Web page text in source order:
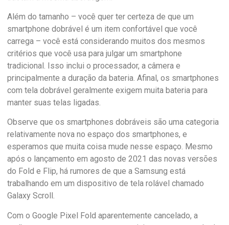
Além do tamanho – você quer ter certeza de que um
smartphone dobrável é um item confortável que você
carrega – você está considerando muitos dos mesmos
critérios que você usa para julgar um smartphone
tradicional. Isso inclui o processador, a câmera e
principalmente a duração da bateria. Afinal, os smartphones
com tela dobrável geralmente exigem muita bateria para
manter suas telas ligadas.
Observe que os smartphones dobráveis ​​são uma categoria
relativamente nova no espaço dos smartphones, e
esperamos que muita coisa mude nesse espaço. Mesmo
após o lançamento em agosto de 2021 das novas versões
do Fold e Flip, há rumores de que a Samsung está
trabalhando em um dispositivo de tela rolável chamado
Galaxy Scroll.
Com o Google Pixel Fold aparentemente cancelado, a